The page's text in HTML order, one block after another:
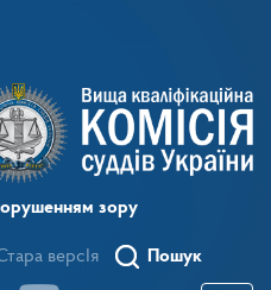
зору
версІя Пошук